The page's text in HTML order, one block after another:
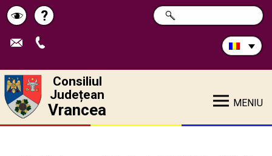
Schimbă
contrastul
Pagina
de
?
Caută
în
CAUTĂ
Consiliul
Județean
Vrancea MENIU